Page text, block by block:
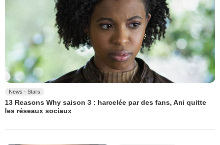
News - Stars
13 Reasons Why saison 3 : harcelée par des fans, Ani quitte
les réseaux sociaux